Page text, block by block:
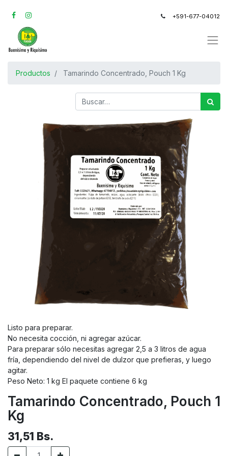
+591-677-04012
Productos Tamarindo Concentrado, Pouch 1 Kg
Listo para preparar.
No necesita cocción, ni agregar azúcar.
Para preparar sólo necesitas agregar 2,5 a 3 litros de agua
fría, dependiendo del nivel de dulzor que prefieras, y luego
agitar.
Peso Neto: 1 kg El paquete contiene 6 kg
Tamarindo Concentrado, Pouch 1
Kg
31,51 Bs.